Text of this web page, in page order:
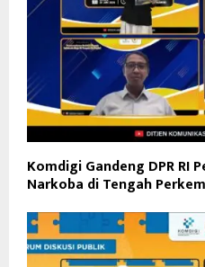
Komdigi Gandeng DPR RI
Narkoba di Tengah